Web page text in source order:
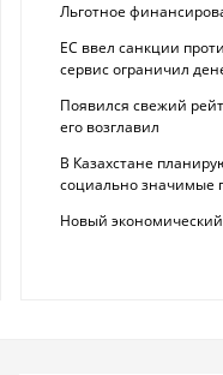
Льготное
ЕС ввел санкции
сервис ограничил
Появился свежий
его возглавил
В Казахстане
социально значимые
Новый